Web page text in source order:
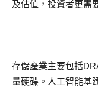
及估值，投資者更需
存儲產業主要包括
量硬碟。人工智能基